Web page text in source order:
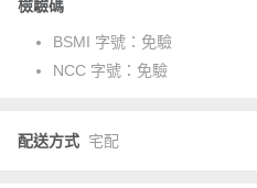
檢驗碼
BSMI 字號： 免驗
NCC 字號： 免驗
配送方式 宅配